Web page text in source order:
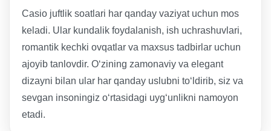
Casio juftlik soatlari har qanday vaziyat uchun mos
keladi. Ular kundalik foydalanish, ish uchrashuvlari,
romantik kechki ovqatlar va maxsus tadbirlar uchun
ajoyib tanlovdir. O‘zining zamonaviy va elegant
dizayni bilan ular har qanday uslubni to‘ldirib, siz va
sevgan insoningiz o‘rtasidagi uyg‘unlikni namoyon
etadi.